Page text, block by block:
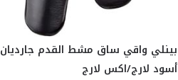
بينلي واقي ساق مشط القدم جارديان
أسود لارج/اكس لارج